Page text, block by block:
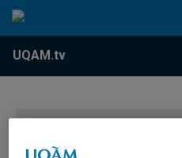
Accéder au contenu
Accéder au menu principal
Accéder à la recherche
Accéder au contenu
Accéder au menu principal
UQAM.tv
Vous devez autoriser les